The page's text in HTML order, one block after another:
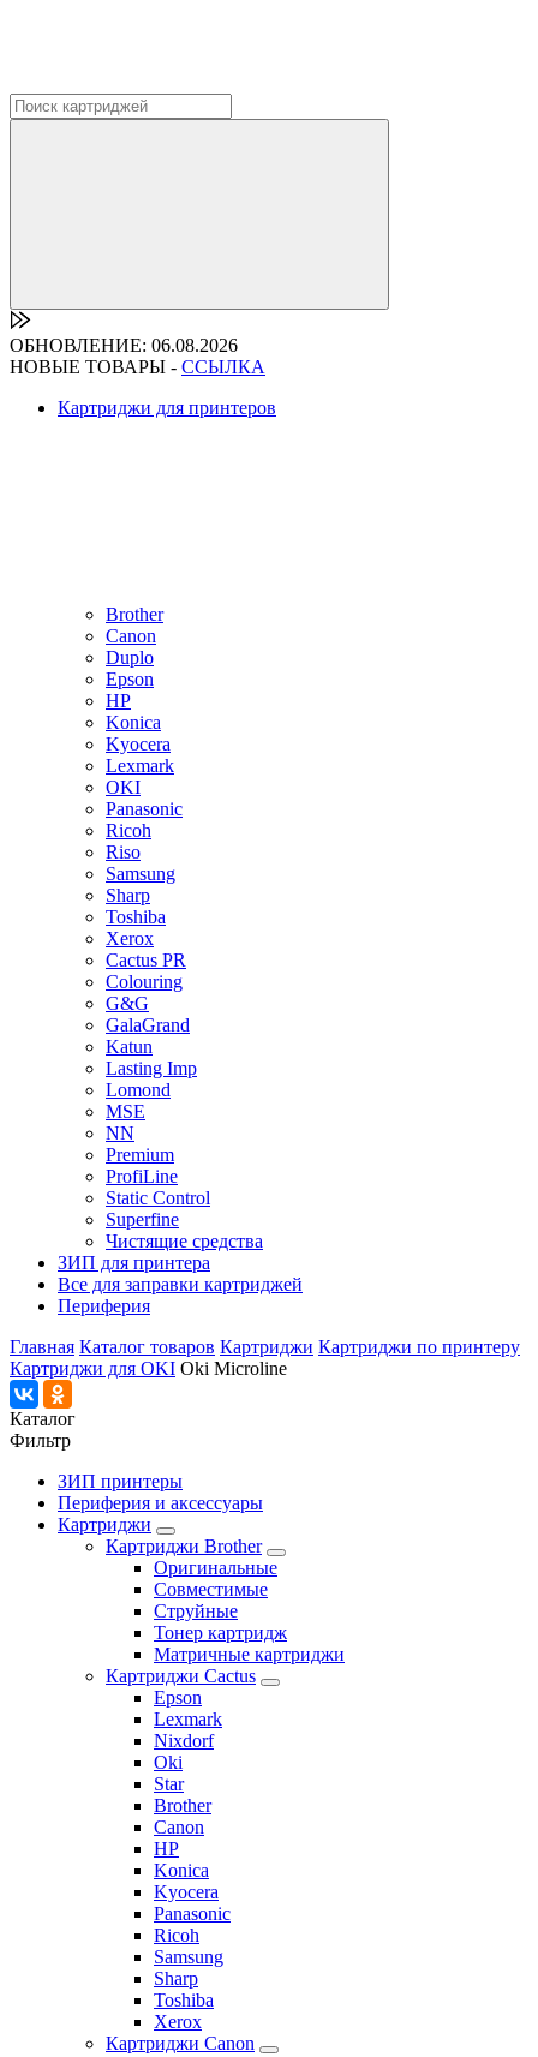
ОБНОВЛЕНИЕ: 06.08.2026
НОВЫЕ ТОВАРЫ - ССЫЛКА
Картриджи для принтеров
Brother
Canon
Duplo
Epson
HP
Konica
Kyocera
Lexmark
OKI
Panasonic
Ricoh
Riso
Samsung
Sharp
Toshiba
Xerox
Cactus PR
Colouring
G&G
GalaGrand
Katun
Lasting Imp
Lomond
MSE
NN
Premium
ProfiLine
Static Control
Superfine
Чистящие средства
ЗИП для принтера
Все для заправки картриджей
Периферия
Главная Каталог товаров Картриджи Картриджи по принтеру
Картриджи для OKI Oki Microline
Каталог
Фильтр
ЗИП принтеры
Периферия и аксессуары
Картриджи
Картриджи Brother
Оригинальные
Совместимые
Струйные
Тонер картридж
Матричные картриджи
Картриджи Cactus
Epson
Lexmark
Nixdorf
Oki
Star
Brother
Canon
HP
Konica
Kyocera
Panasonic
Ricoh
Samsung
Sharp
Toshiba
Xerox
Картриджи Canon